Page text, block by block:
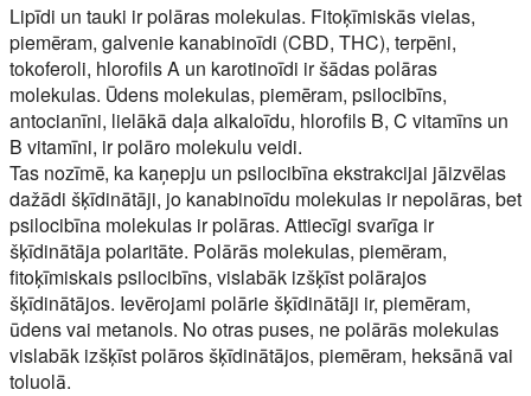
Lipīdi un tauki ir polāras molekulas. Fitoķīmiskās vielas,
piemēram, galvenie kanabinoīdi (CBD, THC), terpēni,
tokoferoli, hlorofils A un karotinoīdi ir šādas polāras
molekulas. Ūdens molekulas, piemēram, psilocibīns,
antocianīni, lielākā daļa alkaloīdu, hlorofils B, C vitamīns un
B vitamīni, ir polāro molekulu veidi.
Tas nozīmē, ka kaņepju un psilocibīna ekstrakcijai jāizvēlas
dažādi šķīdinātāji, jo kanabinoīdu molekulas ir nepolāras, bet
psilocibīna molekulas ir polāras. Attiecīgi svarīga ir
šķīdinātāja polaritāte. Polārās molekulas, piemēram,
fitoķīmiskais psilocibīns, vislabāk izšķīst polārajos
šķīdinātājos. Ievērojami polārie šķīdinātāji ir, piemēram,
ūdens vai metanols. No otras puses, ne polārās molekulas
vislabāk izšķīst polāros šķīdinātājos, piemēram, heksānā vai
toluolā.